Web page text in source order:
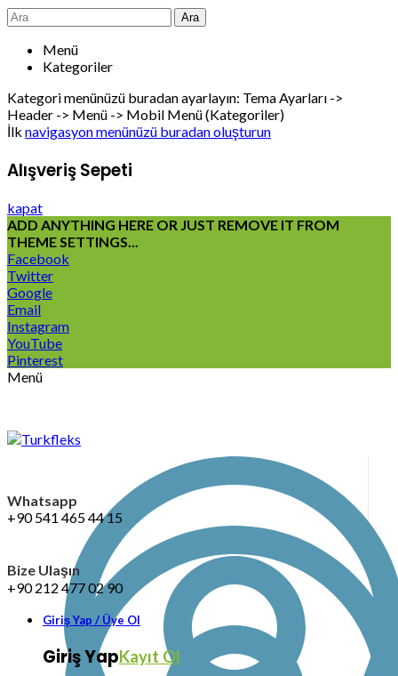
Ara
Menü
Kategoriler
Kategori menünüzü buradan ayarlayın: Tema Ayarları ->
Header -> Menü -> Mobil Menü (Kategoriler)
İlk navigasyon menünüzü buradan oluşturun
Alışveriş Sepeti
kapat
ADD ANYTHING HERE OR JUST REMOVE IT FROM
THEME SETTINGS...
Facebook
Twitter
Google
Email
Instagram
YouTube
Pinterest
Menü
Whatsapp
+90 541 465 44 15
Bize Ulaşın
+90 212 477 02 90
Giriş Yap / Üye Ol
Giriş YapKayıt Ol